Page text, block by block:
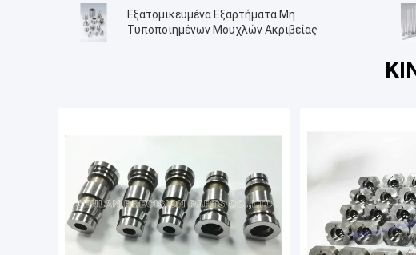
Εξατομικευμένα Εξαρτήματα Μη
Τυποποιημένων Μουχλών Ακριβείας